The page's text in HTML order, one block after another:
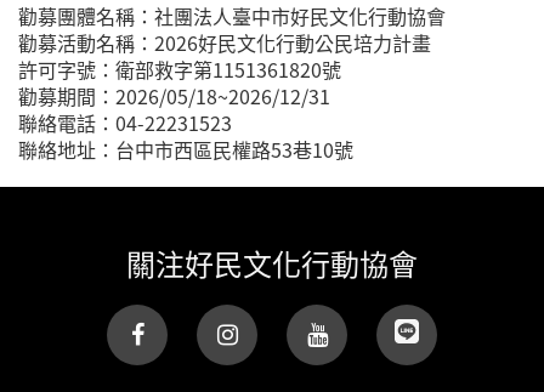
勸募團體名稱：社團法人臺中市好民文化行動協會
勸募活動名稱：2026好民文化行動公民培力計畫
許可字號：衛部救字第1151361820號
勸募期間：2026/05/18~2026/12/31
聯絡電話：04-22231523
聯絡地址：台中市西區民權路53巷10號
關注好民文化行動協會
(link is